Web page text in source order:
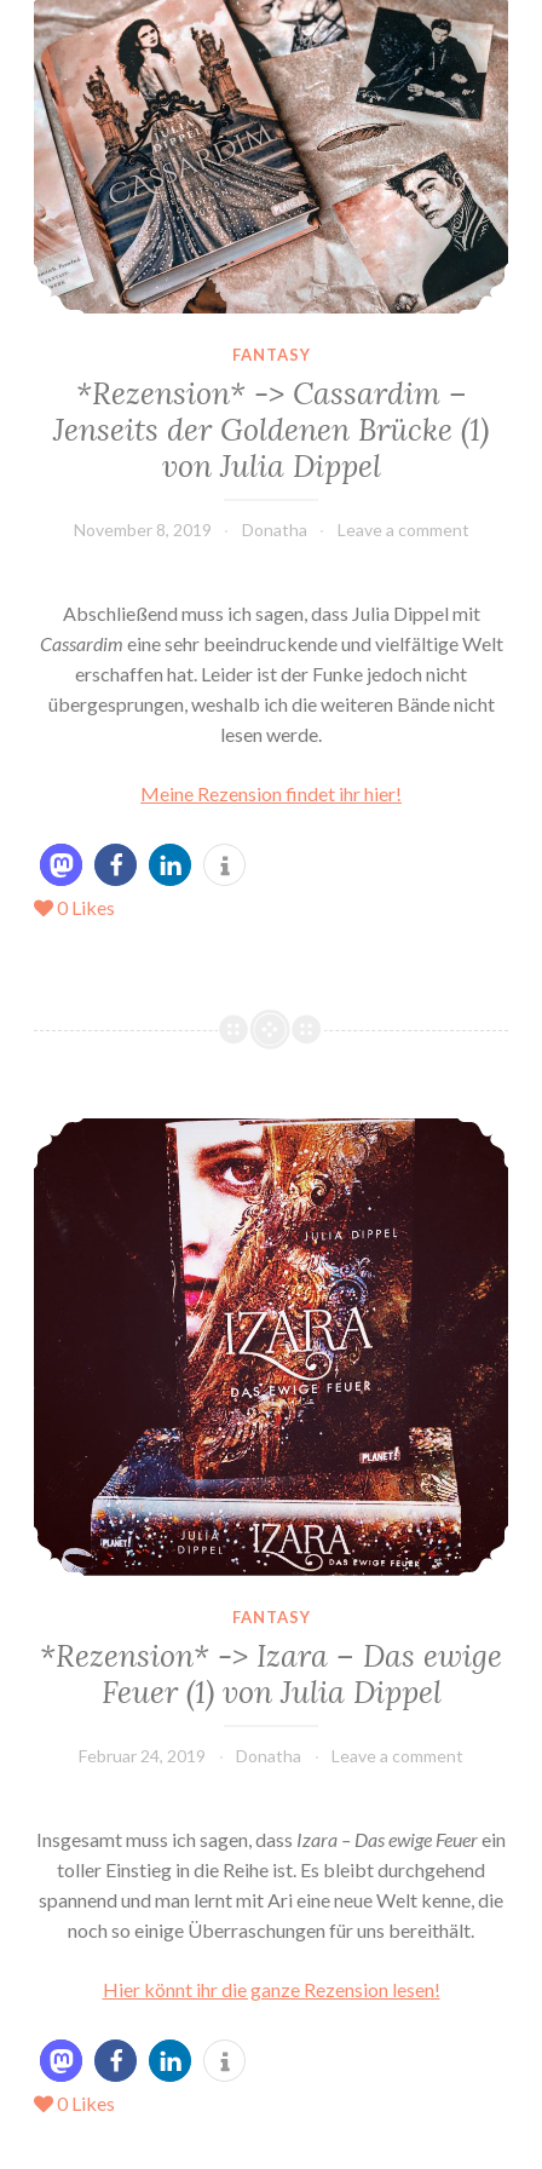
FANTASY
*Rezension* -> Cassardim –
Jenseits der Goldenen Brücke (1)
von Julia Dippel
November 8, 2019 Donatha Leave a comment
Abschließend muss ich sagen, dass Julia Dippel mit
Cassardim eine sehr beeindruckende und vielfältige Welt
erschaffen hat. Leider ist der Funke jedoch nicht
übergesprungen, weshalb ich die weiteren Bände nicht
lesen werde.
Meine Rezension findet ihr hier!
0 Likes
*Rezension* -> Izara – Das ewige Feuer (1) von Julia Dippel
FANTASY
*Rezension* -> Izara – Das ewige
Feuer (1) von Julia Dippel
Februar 24, 2019 Donatha Leave a comment
Insgesamt muss ich sagen, dass Izara – Das ewige Feuerein
toller Einstieg in die Reihe ist. Es bleibt durchgehend
spannend und man lernt mit Ari eine neue Welt kenne, die
noch so einige Überraschungen für uns bereithält.
Hier könnt ihr die ganze Rezension lesen!
0 Likes